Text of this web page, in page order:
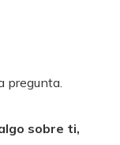
pregunta.
sobre ti,